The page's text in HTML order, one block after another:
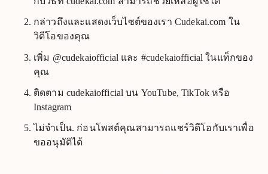
กล่าวถึงและแสดงเว็บไซต์ของเรา Cudekai.com ใน
วิดีโอของคุณ
เพิ่ม @cudekaiofficial และ #cudekaiofficial ในแท็กของ
คุณ
ติดตาม cudekaiofficial บน YouTube, TikTok หรือ
Instagram
ไม่จำเป็น. ก่อนโพสต์คุณสามารถแชร์วิดีโอกับเราเพื่อ
ขออนุมัติได้